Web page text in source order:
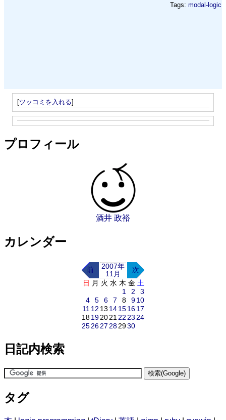
Tags: modal-logic
[ツッコミを入れる]
プロフィール
酒井 政裕
カレンダー
前
2007年
11月
次
日 月 火 水 木 金 土
1
2
3
4
5 6 7 8 910
11 12 13 14151617
18192021 22 23 24
252627 282930
日記内検索
タグ